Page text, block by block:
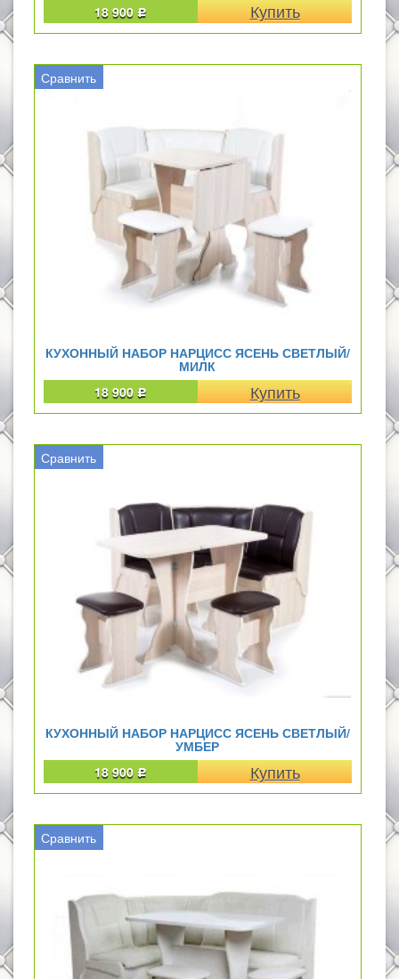
18 900 Р
КУХОННЫЙ НАБОР НАРЦИСС ЯСЕНЬ СВЕТЛЫЙ/
МИЛК
18 900 Р
Сравнить
КУХОННЫЙ НАБОР НАРЦИСС ЯСЕНЬ СВЕТЛЫЙ/
УМБЕР
18 900 Р
Сравнить
Сравнить